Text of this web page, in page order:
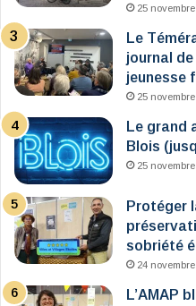
25
Le
journal
jeunesse
25
Le grand
Blois
25
Protéger
sobriété
24
L’AMAP